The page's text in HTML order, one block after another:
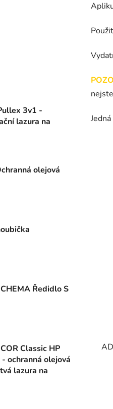
3v1 -
lazura na
olejová
Ředidlo S
Classic HP
- ochranná olejová
lazura na